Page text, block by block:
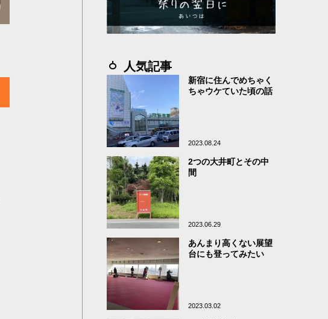
人気記事
新宿に住んでめちゃく
ちゃウケていた頃の話
2023.08.24
2つの大井町とその中
間
2023.06.29
あんまり高くない展望
台にも登ってみたい
2023.03.02